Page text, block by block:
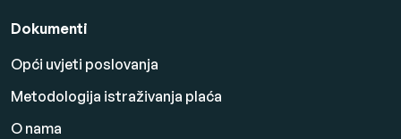
Dokumenti
Opći uvjeti poslovanja
Metodologija istraživanja plaća
O nama